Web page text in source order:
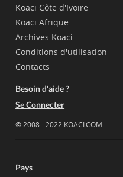
Koaci Côte d'Ivoire
Koaci Afrique
Archives Koaci
Conditions d'utilisation
Contacts
Besoin d'aide ?
Se Connecter
© 2008 - 2022 KOACI.COM
Pays